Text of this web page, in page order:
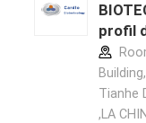
profil
Tianhe
,LA